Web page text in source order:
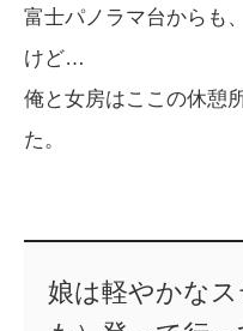
富士パノラマ台からも
けど…
俺と女房はここの休憩
た。
娘は軽やかな